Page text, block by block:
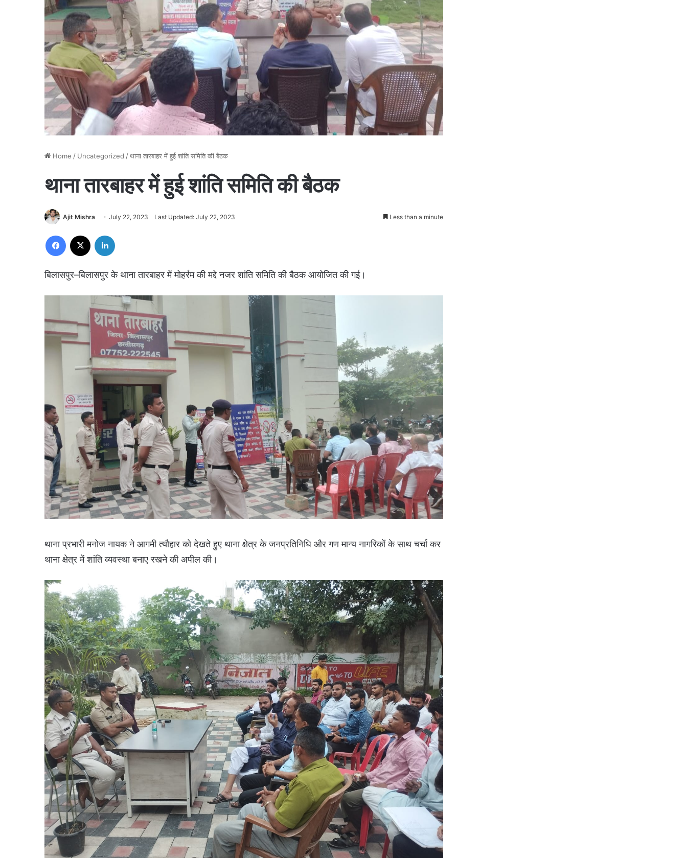
Home / Uncategorized /थाना तारबाहर में हुई शांति समिति की बैठक
थाना तारबाहर में हुई शांति समिति की बैठक
Ajit Mishra July 22, 2023 Last Updated: July 22, 2023 Less than a minute
Facebook
बिलासपुर–बिलासपुर के थाना तारबाहर में मोहर्रम की मद्दे नजर शांति समिति की बैठक आयोजित की गई।
थाना प्रभारी मनोज नायक ने आगमी त्यौहार को देखते हुए थाना क्षेत्र के जनप्रतिनिधि और गण मान्य नागरिकों के साथ चर्चा कर
थाना क्षेत्र में शांति व्यवस्था बनाए रखने की अपील की।